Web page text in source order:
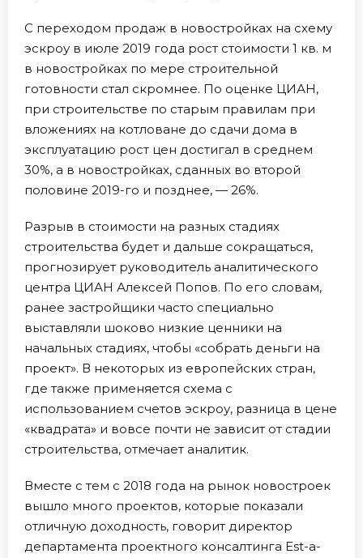
С переходом продаж в новостройках на схему
эскроу в июле 2019 года рост стоимости 1 кв. м
в новостройках по мере строительной
готовности стал скромнее. По оценке ЦИАН,
при строительстве по старым правилам при
вложениях на котловане до сдачи дома в
эксплуатацию рост цен достигал в среднем
30%, а в новостройках, сданных во второй
половине 2019-го и позднее, — 26%.
Разрыв в стоимости на разных стадиях
строительства будет и дальше сокращаться,
прогнозирует руководитель аналитического
центра ЦИАН Алексей Попов. По его словам,
ранее застройщики часто специально
выставляли шоково низкие ценники на
начальных стадиях, чтобы «собрать деньги на
проект». В некоторых из европейских стран,
где также применяется схема с
использованием счетов эскроу, разница в цене
«квадрата» и вовсе почти не зависит от стадии
строительства, отмечает аналитик.
Вместе с тем с 2018 года на рынок новостроек
вышло много проектов, которые показали
отличную доходность, говорит директор
департамента проектного консалтинга Est-a-